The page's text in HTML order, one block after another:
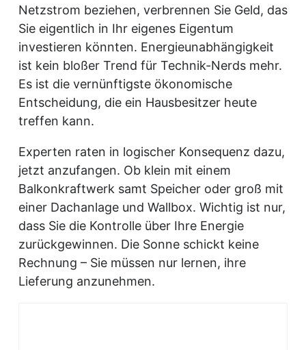
Netzstrom beziehen, verbrennen Sie Geld, das
Sie eigentlich in Ihr eigenes Eigentum
investieren könnten. Energieunabhängigkeit
ist kein bloßer Trend für Technik-Nerds mehr.
Es ist die vernünftigste ökonomische
Entscheidung, die ein Hausbesitzer heute
treffen kann.
Experten raten in logischer Konsequenz dazu,
jetzt anzufangen. Ob klein mit einem
Balkonkraftwerk samt Speicher oder groß mit
einer Dachanlage und Wallbox. Wichtig ist nur,
dass Sie die Kontrolle über Ihre Energie
zurückgewinnen. Die Sonne schickt keine
Rechnung – Sie müssen nur lernen, ihre
Lieferung anzunehmen.